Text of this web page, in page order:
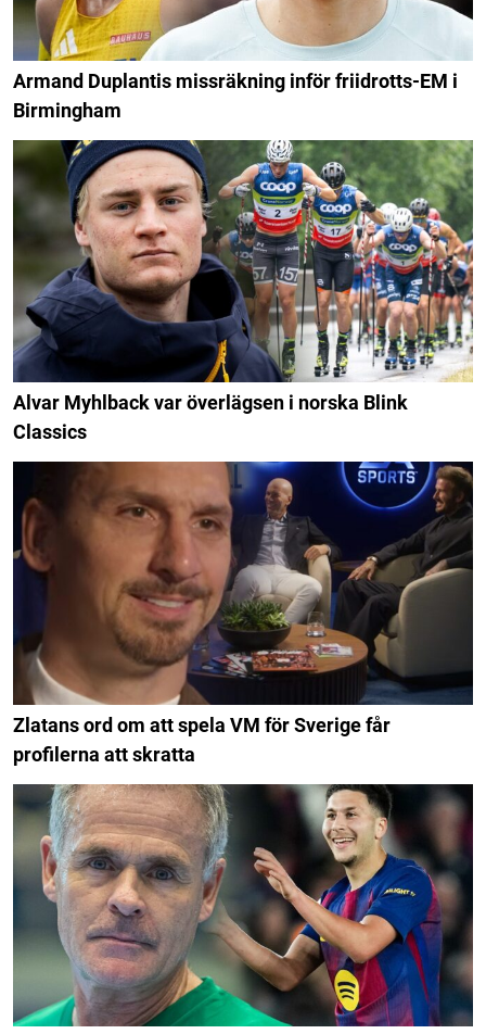
Armand Duplantis missräkning inför friidrotts-EM i
Birmingham
Alvar Myhlback var överlägsen i norska Blink
Classics
Zlatans ord om att spela VM för Sverige får
profilerna att skratta